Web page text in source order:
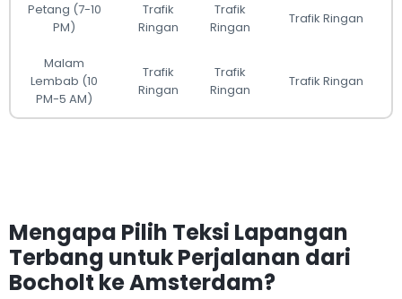
Petang (7-10
PM)
Trafik
Ringan
Trafik
Ringan
Trafik Ringan
Malam
Lembab (10
PM-5 AM)
Trafik
Ringan
Trafik
Ringan
Trafik Ringan
Mengapa Pilih Teksi Lapangan
Terbang untuk Perjalanan dari
Bocholt ke Amsterdam?